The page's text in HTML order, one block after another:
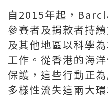
自2015年起，
參賽者及捐款者持
及其他地區以科學
工作。從香港的海
保護，這些行動正
多樣性流失這兩大